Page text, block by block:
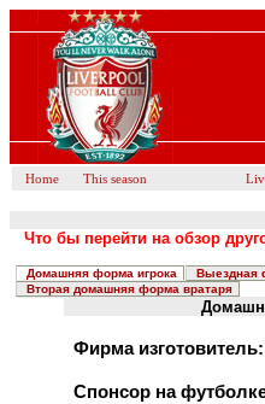
Home This season
Что бы перейти на обзор
Домашняя форма игрока Выездная
Вторая домашняя форма вратаря
Фирма изготовитель:
Спонсор на